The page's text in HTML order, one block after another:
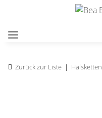
Zurück zur Liste Halsketten